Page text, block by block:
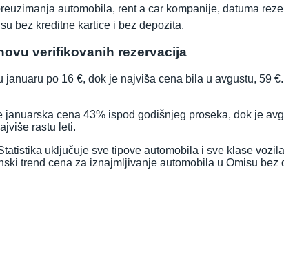
automobila, rent a car kompanije, datuma
bez kreditne kartice i bez depozita.
verifikovanih rezervacija
po 16 €, dok je najviša cena bila u avgustu, 59
cena 43% ispod godišnjeg proseka, dok je
rastu leti.
uključuje sve tipove automobila i sve klase
trend cena za iznajmljivanje automobila u Omisu bez